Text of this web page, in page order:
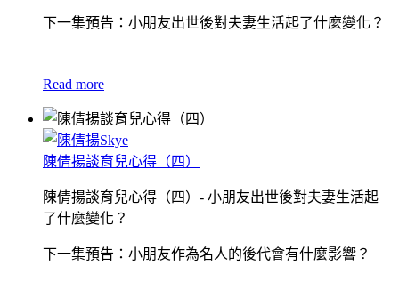
下一集預告：小朋友出世後對夫妻生活起了什麼變化？
Read more
陳倩揚談育兒心得（四）
陳倩揚談育兒心得（四）- 小朋友出世後對夫妻生活起
了什麼變化？
下一集預告：小朋友作為名人的後代會有什麼影響？